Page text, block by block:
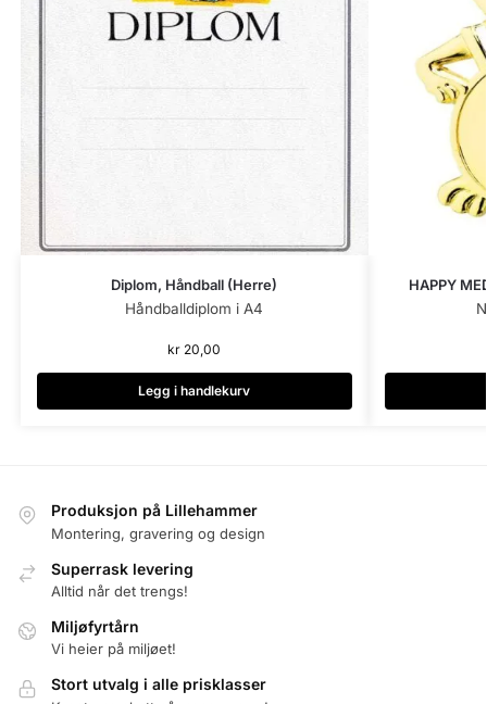
Diplom, Håndball (Herre)
Håndballdiplom i A4
kr 20,00
Legg i handlekurv
HAPPY
Produksjon på Lillehammer
Montering, gravering og design
Superrask levering
Alltid når det trengs!
Miljøfyrtårn
Vi heier på miljøet!
Stort utvalg i alle prisklasser